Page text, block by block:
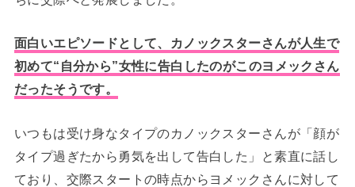
面白いエピソードとして、カノックスターさんが人生で
初めて“自分から”女性に告白したのがこのヨメックさん
だったそうです。
いつもは受け身なタイプのカノックスターさんが「顔が
タイプ過ぎたから勇気を出して告白した」と素直に話し
ており、交際スタートの時点からヨメックさんに対して